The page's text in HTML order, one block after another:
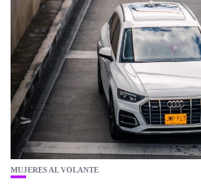
MUJERES AL VOLANTE